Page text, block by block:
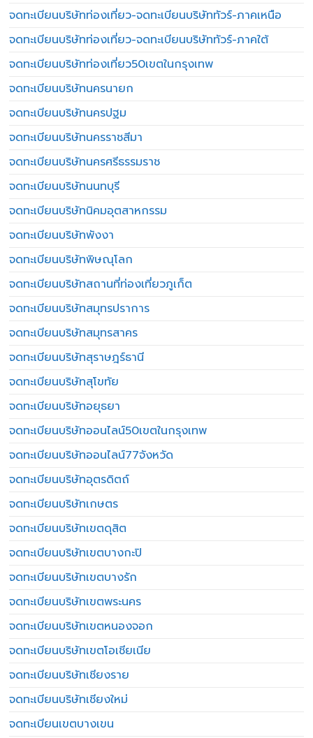
จดทะเบียนบริษัทท่องเที่ยว-จดทะเบียนบริษัททัวร์-ภาคเหนือ
จดทะเบียนบริษัทท่องเที่ยว-จดทะเบียนบริษัททัวร์-ภาคใต้
จดทะเบียนบริษัทท่องเที่ยว50เขตในกรุงเทพ
จดทะเบียนบริษัทนครนายก
จดทะเบียนบริษัทนครปฐม
จดทะเบียนบริษัทนครราชสีมา
จดทะเบียนบริษัทนครศรีธรรมราช
จดทะเบียนบริษัทนนทบุรี
จดทะเบียนบริษัทนิคมอุตสาหกรรม
จดทะเบียนบริษัทพังงา
จดทะเบียนบริษัทพิษณุโลก
จดทะเบียนบริษัทสถานที่ท่องเที่ยวภูเก็ต
จดทะเบียนบริษัทสมุทรปราการ
จดทะเบียนบริษัทสมุทรสาคร
จดทะเบียนบริษัทสุราษฎร์ธานี
จดทะเบียนบริษัทสุโขทัย
จดทะเบียนบริษัทอยุธยา
จดทะเบียนบริษัทออนไลน์50เขตในกรุงเทพ
จดทะเบียนบริษัทออนไลน์77จังหวัด
จดทะเบียนบริษัทอุตรดิตถ์
จดทะเบียนบริษัทเกษตร
จดทะเบียนบริษัทเขตดุสิต
จดทะเบียนบริษัทเขตบางกะปิ
จดทะเบียนบริษัทเขตบางรัก
จดทะเบียนบริษัทเขตพระนคร
จดทะเบียนบริษัทเขตหนองจอก
จดทะเบียนบริษัทเขตโอเชียเนีย
จดทะเบียนบริษัทเชียงราย
จดทะเบียนบริษัทเชียงใหม่
จดทะเบียนเขตบางเขน